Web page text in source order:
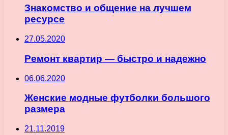
Знакомство и общение на лучшем
ресурсе
27.05.2020
Ремонт квартир — быстро и надежно
06.06.2020
Женские модные футболки большого
размера
21.11.2019